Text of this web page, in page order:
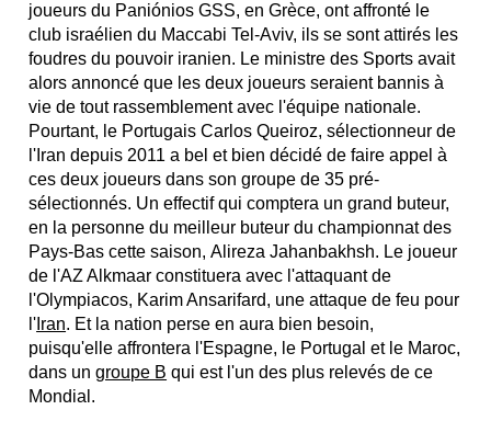
joueurs du Paniónios GSS, en Grèce, ont affronté le
club israélien du Maccabi Tel-Aviv, ils se sont attirés les
foudres du pouvoir iranien. Le ministre des Sports avait
alors annoncé que les deux joueurs seraient bannis à
vie de tout rassemblement avec l'équipe nationale.
Pourtant, le Portugais Carlos Queiroz, sélectionneur de
l'Iran depuis 2011 a bel et bien décidé de faire appel à
ces deux joueurs dans son groupe de 35 pré-
sélectionnés. Un effectif qui comptera un grand buteur,
en la personne du meilleur buteur du championnat des
Pays-Bas cette saison, Alireza Jahanbakhsh. Le joueur
de l'AZ Alkmaar constituera avec l'attaquant de
l'Olympiacos, Karim Ansarifard, une attaque de feu pour
l' Iran. Et la nation perse en aura bien besoin,
puisqu'elle affrontera l'Espagne, le Portugal et le Maroc,
dans ungroupe B qui est l'un des plus relevés de ce
Mondial.